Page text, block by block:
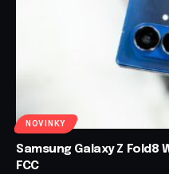
NOVINKY
Samsung Galaxy Z
FCC